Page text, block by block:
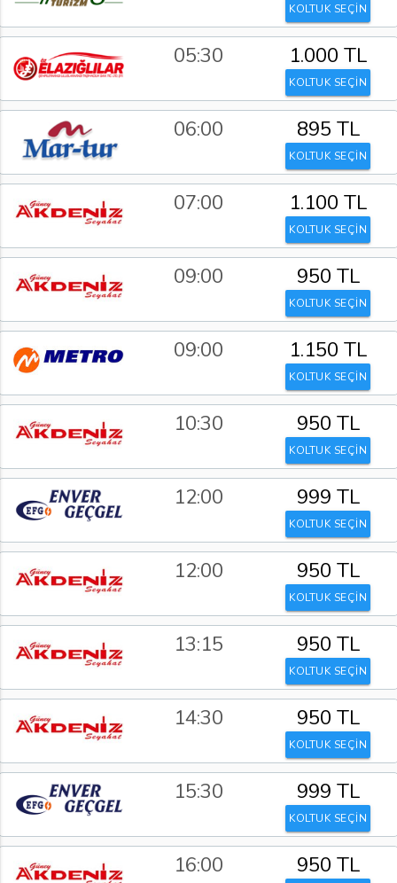
KOLTUK SEÇİN
05:30 1.000 TL
KOLTUK SEÇİN
06:00 895 TL
KOLTUK SEÇİN
07:00 1.100 TL
KOLTUK SEÇİN
09:00 950 TL
KOLTUK SEÇİN
09:00 1.150 TL
KOLTUK SEÇİN
10:30 950 TL
KOLTUK SEÇİN
12:00 999 TL
KOLTUK SEÇİN
12:00 950 TL
KOLTUK SEÇİN
13:15 950 TL
KOLTUK SEÇİN
14:30 950 TL
KOLTUK SEÇİN
15:30 999 TL
KOLTUK SEÇİN
16:00 950 TL